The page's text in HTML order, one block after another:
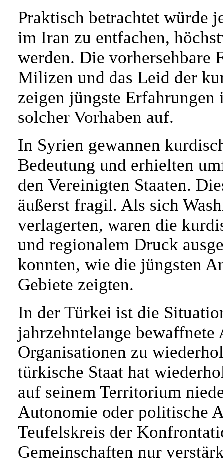
Praktisch betrachtet würde
im Iran zu entfachen,
werden. Die vorhersehbare
Milizen und das Leid der
zeigen jüngste Erfahrungen
solcher Vorhaben auf.
In Syrien gewannen
Bedeutung und erhielten
den Vereinigten Staaten.
äußerst fragil. Als sich
verlagerten, waren die
und regionalem Druck
konnten, wie die jüngsten
Gebiete zeigten.
In der Türkei ist die
jahrzehntelange
Organisationen zu
türkische Staat hat
auf seinem Territorium
Autonomie oder politische
Teufelskreis der
Gemeinschaften nur